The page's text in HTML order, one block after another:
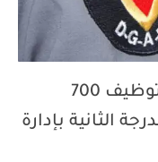
لائحة المدعوين لإجراء مباراة توظيف 700
الثانية بإدارة